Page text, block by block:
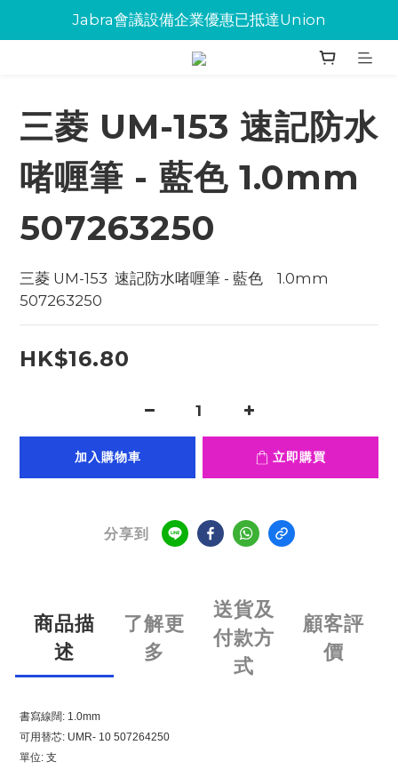
Jabra會議設備企業優惠已抵達Union
Jabra會議設備企業優惠已抵達Union
環保碳粉歡迎大量下單
三菱 UM-153 速記防水
啫喱筆 - 藍色 1.0mm
507263250
三菱 UM-153  速記防水啫喱筆 - 藍色    1.0mm
507263250
HK$16.80
加入購物車 立即購買
分享到
商品描
述
了解更
多
送貨及
付款方
式
顧客評
價
書寫線闊: 1.0mm
可用替芯: UMR- 10 507264250
單位: 支